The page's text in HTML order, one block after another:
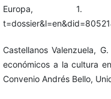
Europa, 1. http://
Castellanos Valenzuela,
económicos a la cultura
Convenio Andrés Bello,